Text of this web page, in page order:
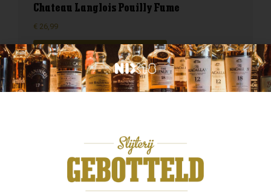
Chateau Langlois Pouilly Fume
€ 26,99
BESTELLEN